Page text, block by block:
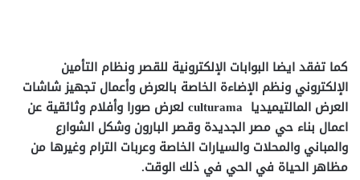
كما تفقد ايضا البوابات الإلكترونية للقصر ونظام التأمين
الإلكتروني ونظم الإضاءة الخاصة بالعرض وأعمال تجهيز شاشات
العرض المالتيميديا culturama لعرض صورا وأفلام وثائقية عن
اعمال بناء حي مصر الجديدة وقصر البارون وشكل الشوارع
والمباني والمحلات والسيارات الخاصة وعربات الترام وغيرها من
مظاهر الحياة في الحي في ذلك الوقت.